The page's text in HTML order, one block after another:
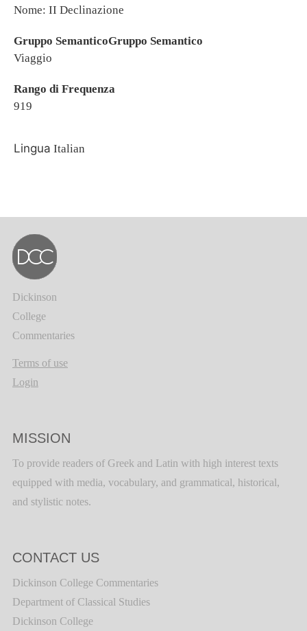
Nome: II Declinazione
Gruppo SemanticoGruppo Semantico
Viaggio
Rango di Frequenza
919
Lingua Italian
Dickinson
College
Commentaries
Terms of use
Login
MISSION
To provide readers of Greek and Latin with high interest texts
equipped with media, vocabulary, and grammatical, historical,
and stylistic notes.
CONTACT US
Dickinson College Commentaries
Department of Classical Studies
Dickinson College